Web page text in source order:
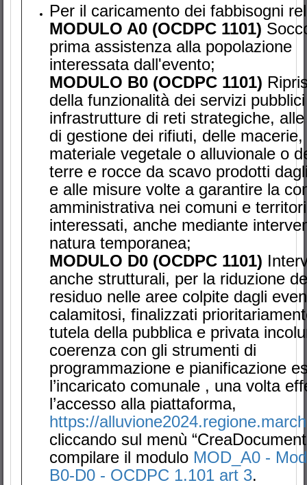
Per il caricamento dei fabbisogni
MODULO A0 (OCDPC 1101)
prima assistenza alla popolazione
interessata dall'evento;
MODULO B0 (OCDPC 1101)
della funzionalità dei servizi
infrastrutture di reti strategiche,
di gestione dei rifiuti, delle macerie,
materiale vegetale o alluvionale o
terre e rocce da scavo prodotti
e alle misure volte a garantire la
amministrativa nei comuni e territori
interessati, anche mediante
natura temporanea;
MODULO D0 (OCDPC 1101)
anche strutturali, per la riduzione
residuo nelle aree colpite dagli
calamitosi, finalizzati
tutela della pubblica e privata
coerenza con gli strumenti di
programmazione e pianificazione
l’incaricato comunale , una volta
l’accesso alla piattaforma,
https://
cliccando sul menù
compilare il modulo MOD_A0 -
B0-D0 - OCDPC 1.101 art 3.